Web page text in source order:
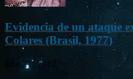
Evidencia de un ataque
Colares (Brasil, 1977)
Ene 21, 2012